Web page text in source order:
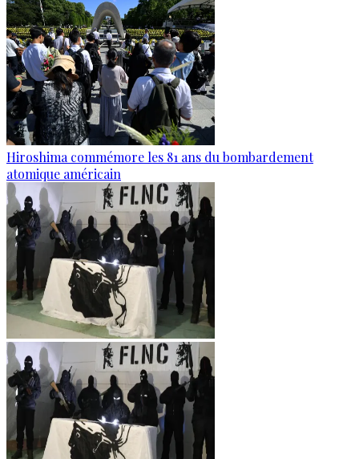
Hiroshima commémore les 81 ans du bombardement
atomique américain